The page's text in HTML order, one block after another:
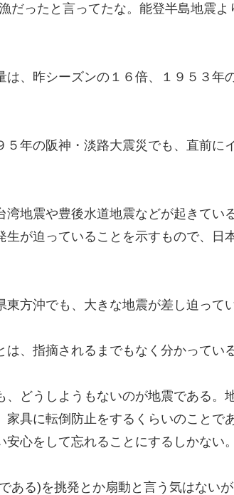
だったと言ってたな。能登半島地震よ
、昨シーズンの１６倍、１９５３年
年の阪神・淡路大震災でも、直前に
地震や豊後水道地震などが起きてい
が迫っていることを示すもので、
日
方沖でも、大きな地震が差し迫って
、指摘されるまでもなく分かってい
どうしようもないのが地震である。
具に転倒防止をするくらいのことであ
心をして忘れることにするしかない。
ある)を挑発とか扇動と言う気はない